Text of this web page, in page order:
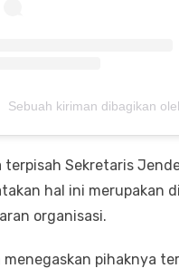
Sebuah kiriman dibagikan
terpisah Sekretaris
hal ini merupakan
organisasi.
menegaskan pihaknya